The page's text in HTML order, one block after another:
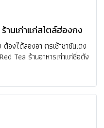
มื้อนี้ที่ จิมซาจุ่ย กับ Red Tea ร้านเก่าแก่สไตล์ฮ่องกง
งได้ลองอาหารเช้าชาชันเตง
Tea ร้านอาหารเก่าแก่ชื่อดัง